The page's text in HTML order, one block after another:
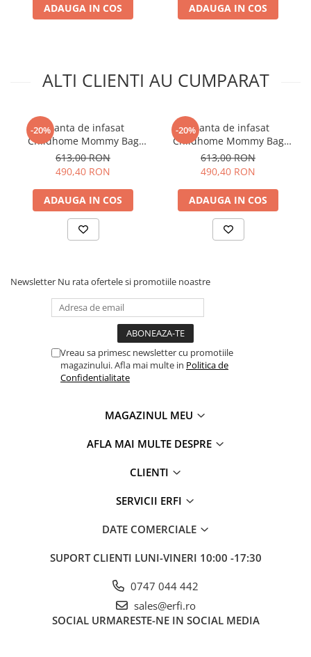
Gentuta termoizolanta ce pastreaza rece sau cald.
Gentuta frontala detasabila.
de infasat Beaba Geneva II
Dimensiuni: 44 x 26 x 30.5 cm.
Greutate: 1.35 kg.
Volum: 23 l.
Numar buzunare: 16.
Intretinere: curatati manual folosind un burete umed
sau in masina de spalat la un program de spalare delicat.
Salteluta de infasat este lavabila la masina de spalat la
ADAUGA IN COS ADAUGA IN COS
ALTI CLIENTI AU CUMPARAT
-20%Geanta de infasat
Childhome Mommy Bag
Signature Ruginiu
613,00 RON
490,40 RON
ADAUGA IN COS
-20%Geanta de infasat
Childhome Mommy Bag
Signature Urban Burgundy
613,00 RON
490,40 RON
ADAUGA IN COS
Newsletter Nu rata ofertele si promotiile noastre
Vreau sa primesc newsletter cu promotiile
magazinului. Afla mai multe in Politica de
Confidentialitate
MAGAZINUL MEU
AFLA MAI MULTE DESPRE
CLIENTI
SERVICII ERFI
DATE COMERCIALE
SUPORT CLIENTI LUNI-VINERI 10:00 -17:30
0747 044 442
sales@erfi.ro
SOCIAL URMARESTE-NE IN SOCIAL MEDIA